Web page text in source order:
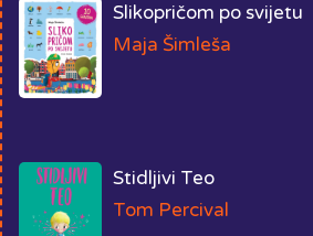
Slikopričom po svijetu
Maja Šimleša
Stidljivi Teo
Tom Percival